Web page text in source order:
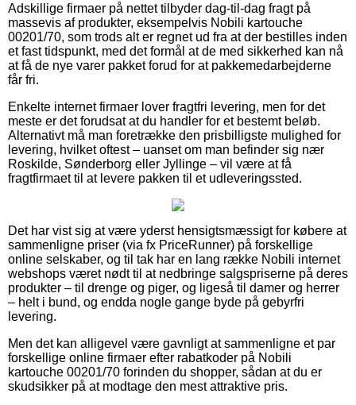
Adskillige firmaer på nettet tilbyder dag-til-dag fragt på
massevis af produkter, eksempelvis Nobili kartouche
00201/70, som trods alt er regnet ud fra at der bestilles inden
et fast tidspunkt, med det formål at de med sikkerhed kan nå
at få de nye varer pakket forud for at pakkemedarbejderne
får fri.
Enkelte internet firmaer lover fragtfri levering, men for det
meste er det forudsat at du handler for et bestemt beløb.
Alternativt må man foretrække den prisbilligste mulighed for
levering, hvilket oftest – uanset om man befinder sig nær
Roskilde, Sønderborg eller Jyllinge – vil være at få
fragtfirmaet til at levere pakken til et udleveringssted.
Det har vist sig at være yderst hensigtsmæssigt for købere at
sammenligne priser (via fx PriceRunner) på forskellige
online selskaber, og til tak har en lang række Nobili internet
webshops været nødt til at nedbringe salgspriserne på deres
produkter – til drenge og piger, og ligeså til damer og herrer
– helt i bund, og endda nogle gange byde på gebyrfri
levering.
Men det kan alligevel være gavnligt at sammenligne et par
forskellige online firmaer efter rabatkoder på Nobili
kartouche 00201/70 forinden du shopper, sådan at du er
skudsikker på at modtage den mest attraktive pris.